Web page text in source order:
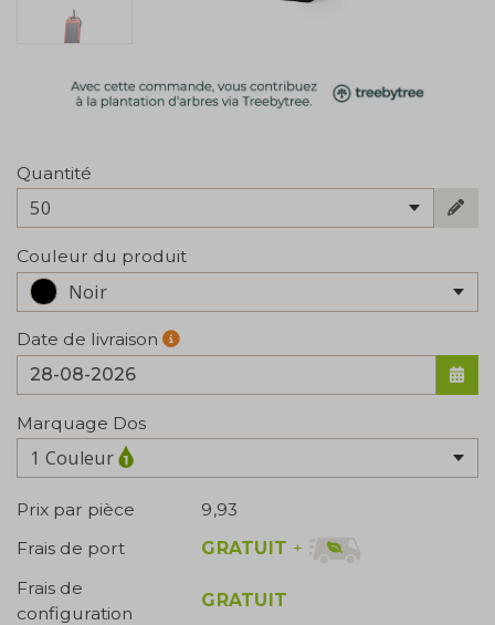
Quantité
50
Couleur du produit
Noir
Date de livraison
Marquage Dos
1 Couleur
Prix par pièce
9,93
Frais de port
GRATUIT +
Frais de
configuration
GRATUIT